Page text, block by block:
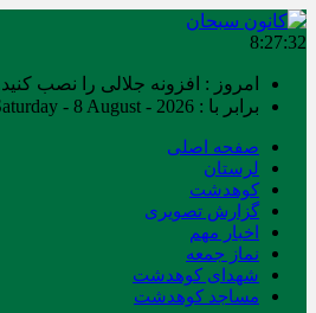
8:27:32
امروز : افزونه جلالی را نصب
برابر با : Saturday - 8 August - 2026
صفحه اصلی
لرستان
کوهدشت
گزارش تصویری
اخبار مهم
نماز جمعه
شهدای کوهدشت
مساجد کوهدشت